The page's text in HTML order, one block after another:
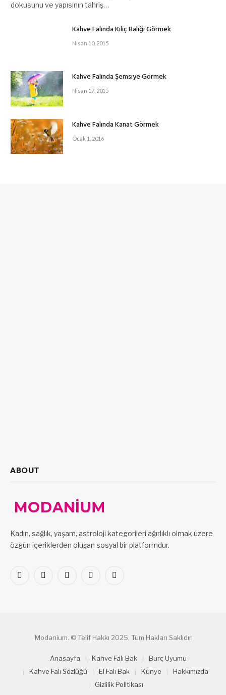
dokusunu ve yapısının tahriş…
Kahve Falında Kılıç Balığı Görmek
Nisan 10, 2015
Kahve Falında Şemsiye Görmek
Nisan 17, 2015
Kahve Falında Kanat Görmek
Ocak 1, 2016
ABOUT
Kadın, sağlık, yaşam, astroloji kategorileri ağırlıklı olmak üzere
özgün içeriklerden oluşan sosyal bir platformdur.
Facebook
X
PinterestLinkedInVKontakte
Modanium. © Telif Hakkı 2025, Tüm Hakları Saklıdır
Anasayfa Kahve Falı Bak
Burç Uyumu
Kahve Falı Sözlüğü
El Falı Bak Künye
Hakkımızda
Gizlilik Politikası